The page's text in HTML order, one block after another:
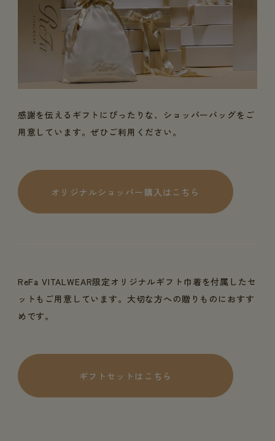
感謝を伝えるギフトにぴったりな、ショッパーバッグをご
用意しています。ぜひご利用ください。
オリジナルショッパー購入はこちら
ReFa VITALWEAR限定オリジナルギフト巾着を付属したセ
ットもご用意しています。大切な方への贈りものにおすす
めです。
ギフトセットはこちら